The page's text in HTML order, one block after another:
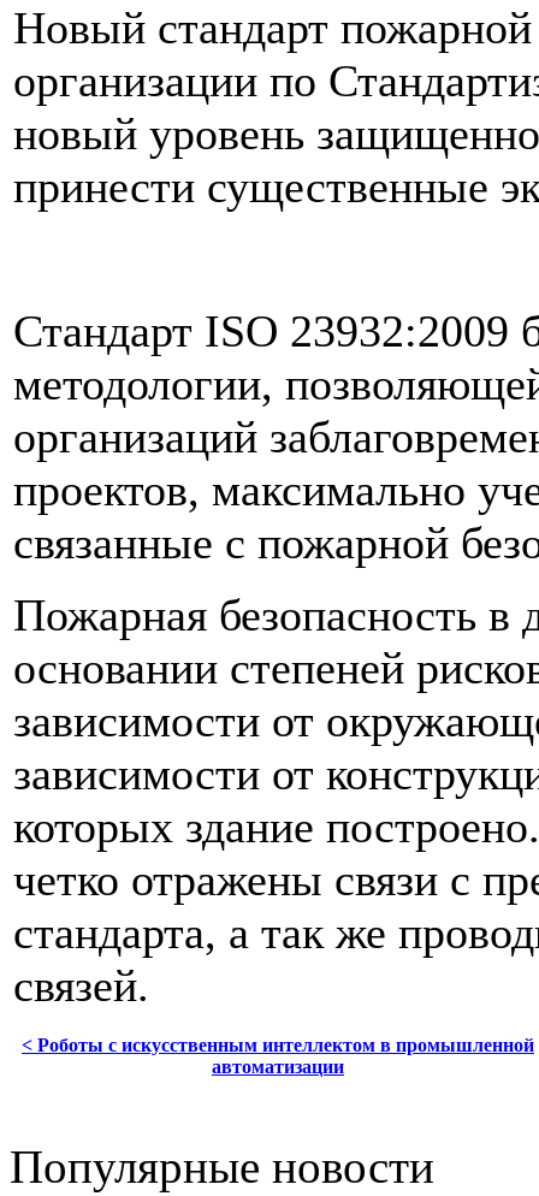
Новый стандарт
организации по
новый уровень
принести существенные
Стандарт ISO 23932:2009
методологии,
организаций
проектов, максимально
связанные с пожарной
Пожарная безопасность в
основании степеней
зависимости от
зависимости от
которых здание
четко отражены связи с
стандарта, а так же
связей.
< Роботы с искусственным интеллектом в промышленной
автоматизации
Популярные новости